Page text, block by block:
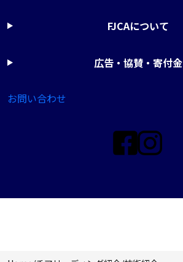
FJCAについて
広告・協賛・寄付金
お問い合わせ